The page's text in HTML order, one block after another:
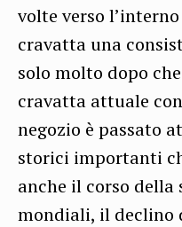
volte verso
cravatta una
solo molto dopo
cravatta attuale
negozio è passato
storici importanti
anche il corso della
mondiali, il declino